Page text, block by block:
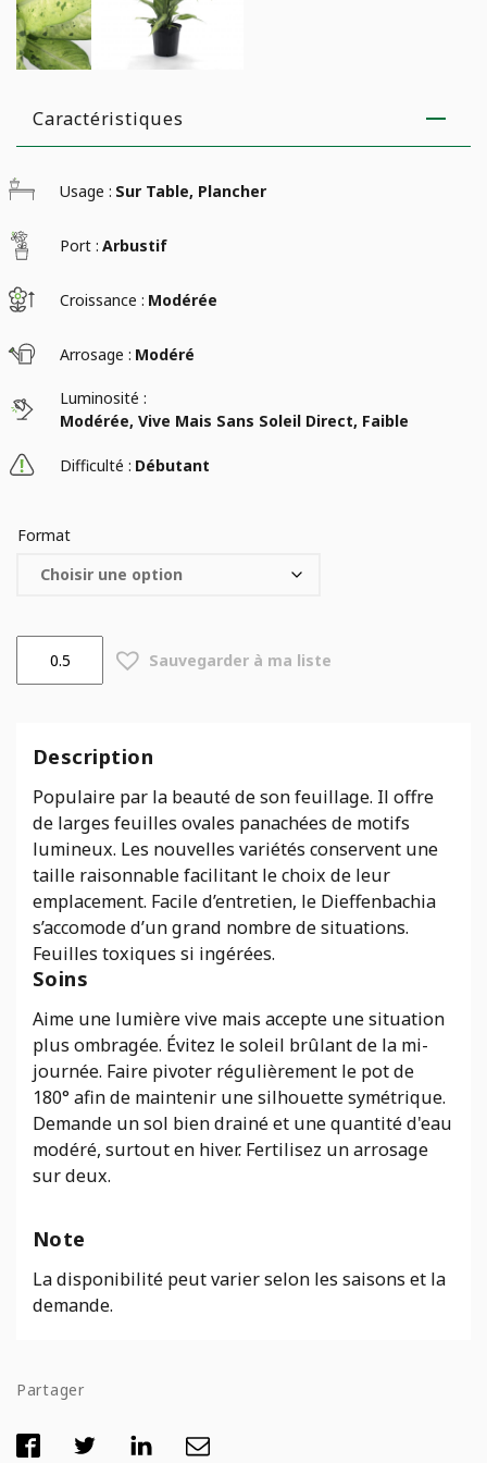
Caractéristiques
Usage : Sur Table, Plancher
Port : Arbustif
Croissance : Modérée
Arrosage : Modéré
Luminosité :
Modérée, Vive Mais Sans Soleil Direct, Faible
Difficulté : Débutant
Format
Dieffenbachia
Sauvegarder à ma liste
Description
Populaire par la beauté de son feuillage. Il offre
de larges feuilles ovales panachées de motifs
lumineux. Les nouvelles variétés conservent une
taille raisonnable facilitant le choix de leur
emplacement. Facile d’entretien, le Dieffenbachia
s’accomode d’un grand nombre de situations.
Feuilles toxiques si ingérées.
Soins
Aime une lumière vive mais accepte une situation
plus ombragée. Évitez le soleil brûlant de la mi-
journée. Faire pivoter régulièrement le pot de
180° afin de maintenir une silhouette symétrique.
Demande un sol bien drainé et une quantité d'eau
modéré, surtout en hiver. Fertilisez un arrosage
sur deux.
Note
La disponibilité peut varier selon les saisons et la
demande.
Partager